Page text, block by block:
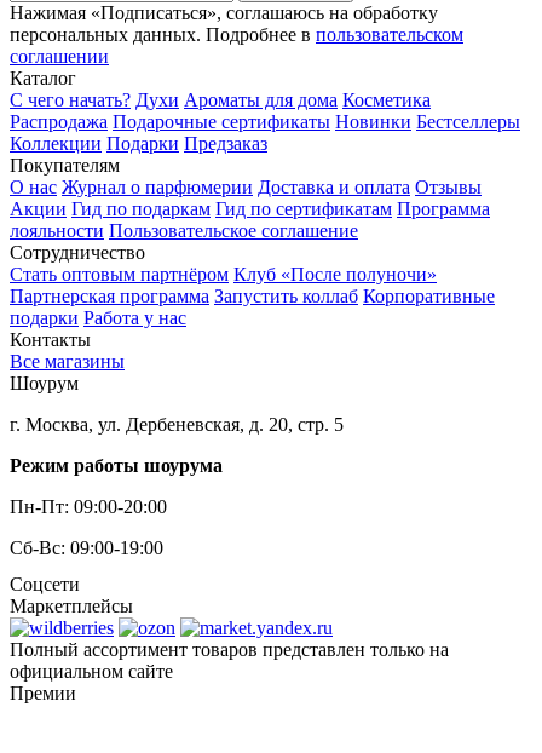
Нажимая «Подписаться», соглашаюсь на обработку
персональных данных. Подробнее в пользовательском
соглашении
Каталог
С чего начать? Духи Ароматы для дома Косметика
Распродажа Подарочные сертификаты Новинки Бестселлеры
Коллекции Подарки Предзаказ
Покупателям
О нас Журнал о парфюмерии Доставка и оплата Отзывы
Акции Гид по подаркам Гид по сертификатам Программа
лояльности Пользовательское соглашение
Сотрудничество
Стать оптовым партнёром Клуб «После полуночи»
Партнерская программа Запустить коллаб Корпоративные
подарки Работа у нас
Контакты
Все магазины
Шоурум
г. Москва, ул. Дербеневская, д. 20, стр. 5
Режим работы шоурума
Пн-Пт: 09:00-20:00
Сб-Вс: 09:00-19:00
Соцсети
Маркетплейсы
Полный ассортимент товаров представлен только на
официальном сайте
Премии